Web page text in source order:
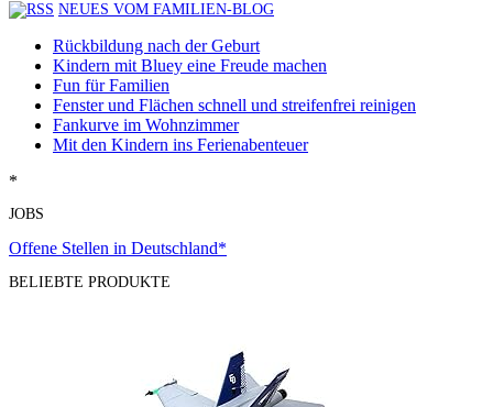
NEUES VOM FAMILIEN-BLOG
Rückbildung nach der Geburt
Kindern mit Bluey eine Freude machen
Fun für Familien
Fenster und Flächen schnell und streifenfrei reinigen
Fankurve im Wohnzimmer
Mit den Kindern ins Ferienabenteuer
*
JOBS
Offene Stellen in Deutschland*
BELIEBTE PRODUKTE